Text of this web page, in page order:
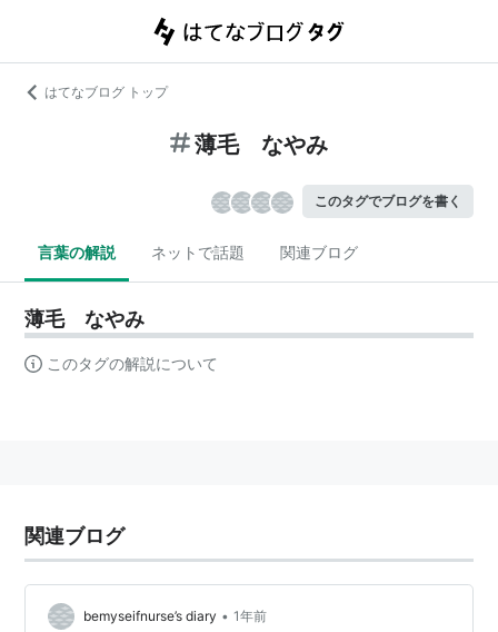
はてなブログ トップ
薄毛 なやみ
このタグでブログを書く
言葉の解説 ネットで話題 関連ブログ
薄毛 なやみ
このタグの解説について
関連ブログ
bemyseifnurse’s diary • 1年前